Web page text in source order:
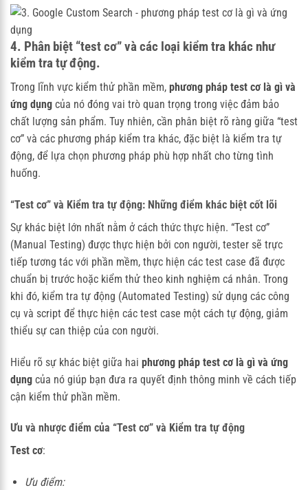
4. Phân biệt “test cơ” và các loại kiểm tra khác như
kiểm tra tự động.
Trong lĩnh vực kiểm thử phần mềm, phương pháp test cơ là gì và
ứng dụng của nó đóng vai trò quan trọng trong việc đảm bảo
chất lượng sản phẩm. Tuy nhiên, cần phân biệt rõ ràng giữa “test
cơ” và các phương pháp kiểm tra khác, đặc biệt là kiểm tra tự
động, để lựa chọn phương pháp phù hợp nhất cho từng tình
huống.
“Test cơ” và Kiểm tra tự động: Những điểm khác biệt cốt lõi
Sự khác biệt lớn nhất nằm ở cách thức thực hiện. “Test cơ”
(Manual Testing) được thực hiện bởi con người, tester sẽ trực
tiếp tương tác với phần mềm, thực hiện các test case đã được
chuẩn bị trước hoặc kiểm thử theo kinh nghiệm cá nhân. Trong
khi đó, kiểm tra tự động (Automated Testing) sử dụng các công
cụ và script để thực hiện các test case một cách tự động, giảm
thiểu sự can thiệp của con người.
Hiểu rõ sự khác biệt giữa hai phương pháp test cơ là gì và ứng
dụng của nó giúp bạn đưa ra quyết định thông minh về cách tiếp
cận kiểm thử phần mềm.
Ưu và nhược điểm của “Test cơ” và Kiểm tra tự động
Test cơ:
Ưu điểm: